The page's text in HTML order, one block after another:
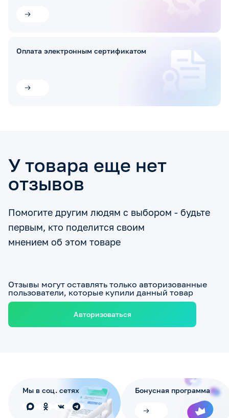
Оплата электронным сертификатом
У товара еще нет
отзывов
Помогите другим людям с выбором - будьте
первым, кто поделится своим
мнением об этом товаре
Отзывы могут оставлять только авторизованные
пользователи, которые купили данный товар
Авторизоваться
Мы в соц. сетях Бонусная программа